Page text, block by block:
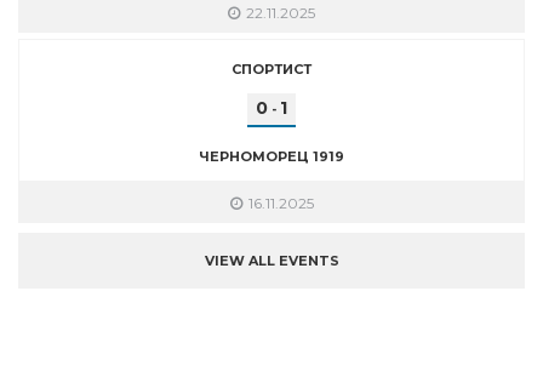
22.11.2025
СПОРТИСТ
0 - 1
ЧЕРНОМОРЕЦ 1919
16.11.2025
VIEW ALL EVENTS